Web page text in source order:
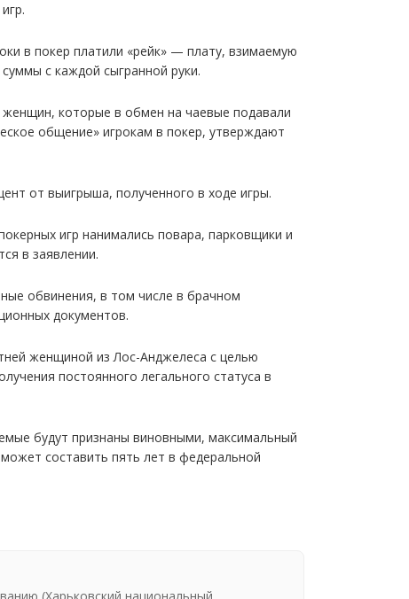
в покер платили «рейк» — плату, взимаемую
с каждой сыгранной руки.
которые в обмен на чаевые подавали
общение» игрокам в покер, утверждают
от выигрыша, полученного в ходе игры.
игр нанимались повара, парковщики и
в заявлении.
обвинения, в том числе в брачном
документов.
женщиной из Лос-Анджелеса с целью
постоянного легального статуса в
будут признаны виновными, максимальный
составить пять лет в федеральной